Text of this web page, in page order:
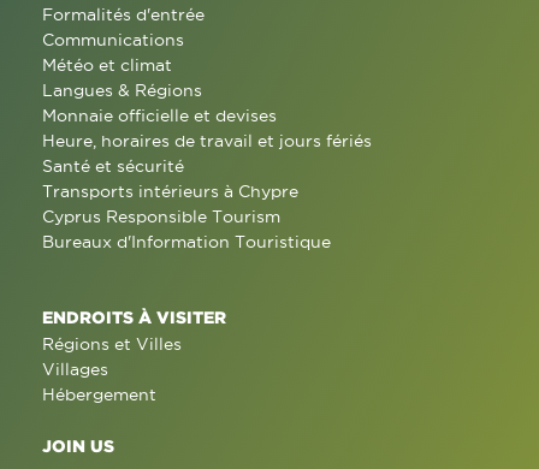
Formalités d'entrée
Communications
Météo et climat
Langues & Régions
Monnaie officielle et devises
Heure, horaires de travail et jours fériés
Santé et sécurité
Transports intérieurs à Chypre
Cyprus Responsible Tourism
Bureaux d'Information Touristique
ENDROITS À VISITER
Régions et Villes
Villages
Hébergement
JOIN US